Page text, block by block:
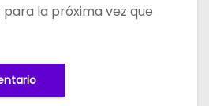
la próxima vez que